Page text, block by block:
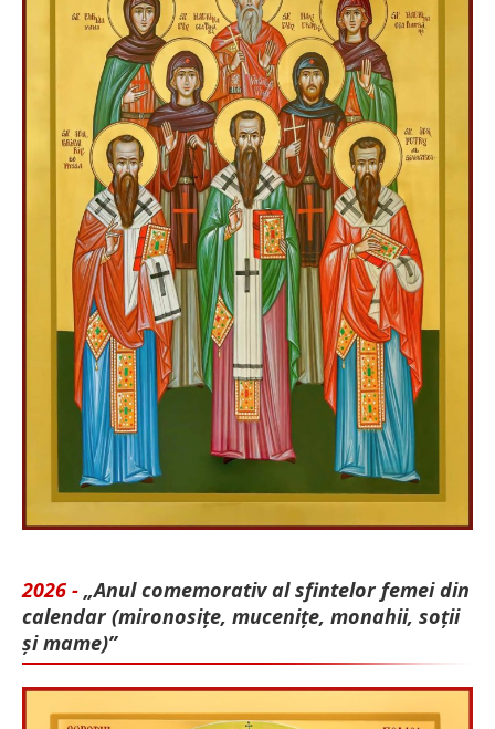
2026 - „Anul comemorativ al sfintelor femei din
calendar (mironosițe, mu­cenițe, monahii, soții
și mame)”